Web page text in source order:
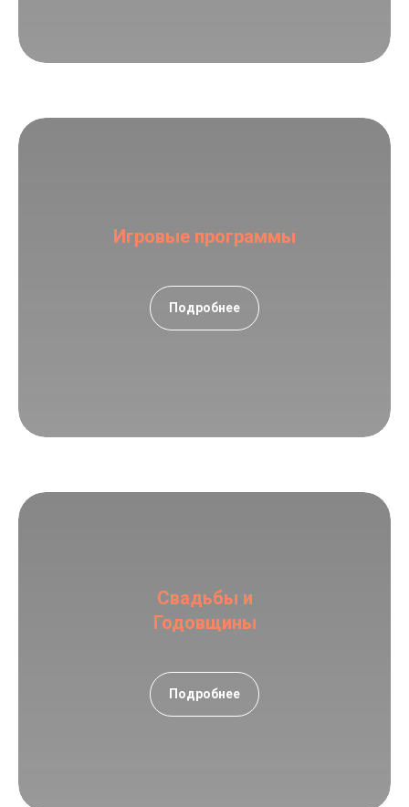
Игровые программы
Подробнее
Свадьбы и
Годовщины
Подробнее